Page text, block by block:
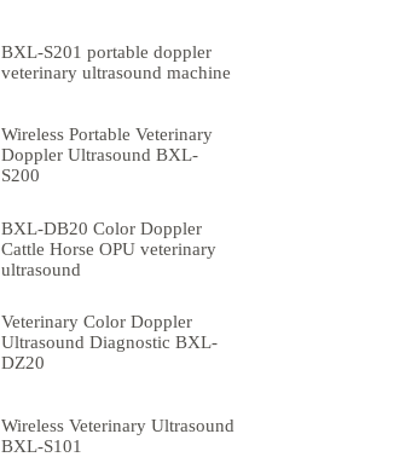
BXL-S201 portable doppler
veterinary ultrasound machine
Wireless Portable Veterinary
Doppler Ultrasound BXL-
S200
BXL-DB20 Color Doppler
Cattle Horse OPU veterinary
ultrasound
Veterinary Color Doppler
Ultrasound Diagnostic BXL-
DZ20
Wireless Veterinary Ultrasound
BXL-S101